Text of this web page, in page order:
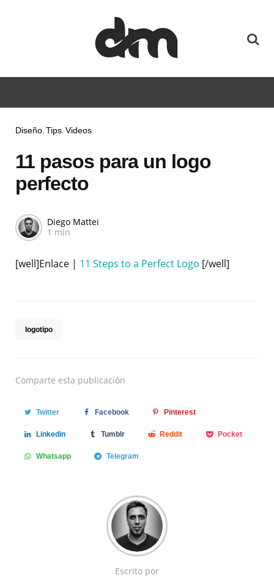
Diseño Tips Videos
11 pasos para un logo
perfecto
Diego Mattei
1 min
[well]Enlace | 11 Steps to a Perfect Logo [/well]
logotipo
Comparte esta publicación
Twitter Facebook Pinterest
Linkedin Tumblr Reddit Pocket
Whatsapp Telegram
Escrito por